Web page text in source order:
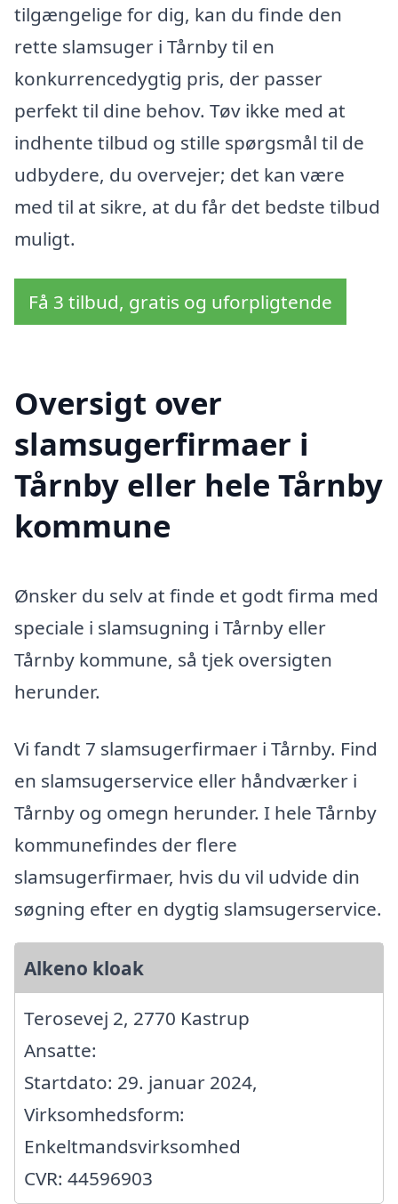
tilgængelige for dig, kan du finde den
rette slamsuger i Tårnby til en
konkurrencedygtig pris, der passer
perfekt til dine behov. Tøv ikke med at
indhente tilbud og stille spørgsmål til de
udbydere, du overvejer; det kan være
med til at sikre, at du får det bedste tilbud
muligt.
Få 3 tilbud, gratis og uforpligtende
Oversigt over
slamsugerfirmaer i
Tårnby eller hele Tårnby
kommune
Ønsker du selv at finde et godt firma med
speciale i slamsugning i Tårnby eller
Tårnby kommune, så tjek oversigten
herunder.
Vi fandt 7 slamsugerfirmaer i Tårnby. Find
en slamsugerservice eller håndværker i
Tårnby og omegn herunder. I hele Tårnby
kommunefindes der flere
slamsugerfirmaer, hvis du vil udvide din
søgning efter en dygtig slamsugerservice.
Alkeno kloak
Terosevej 2, 2770 Kastrup
Ansatte:
Startdato: 29. januar 2024,
Virksomhedsform:
Enkeltmandsvirksomhed
CVR: 44596903